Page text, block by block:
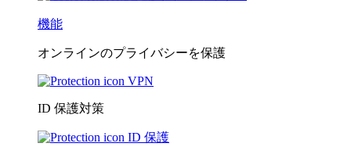
機能
オンラインのプライバシーを保護
VPN
ID 保護対策
ID 保護